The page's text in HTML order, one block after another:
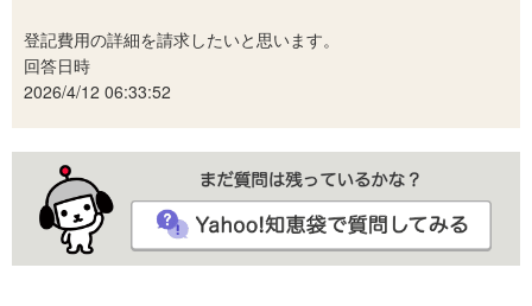
登記費用の詳細を請求したいと思います。
回答日時
2026/4/12 06:33:52